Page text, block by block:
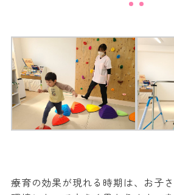
療育の効果が現れる時期は、お子さ